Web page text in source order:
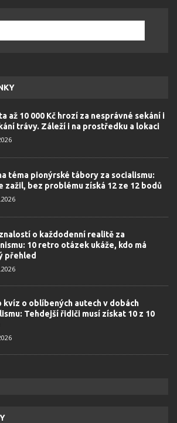
až 10 000 Kč hrozí za nesprávné sekání i
trávy. Záleží i na prostředku a lokaci
téma pionýrské tábory za socialismu:
zažil, bez problému získá 12 ze 12 bodů
o každodenní realitě za
10 retro otázek ukáže, kdo má
přehled
kvíz o oblíbených autech v dobách
Tehdejší řidiči musí získat 10 z 10